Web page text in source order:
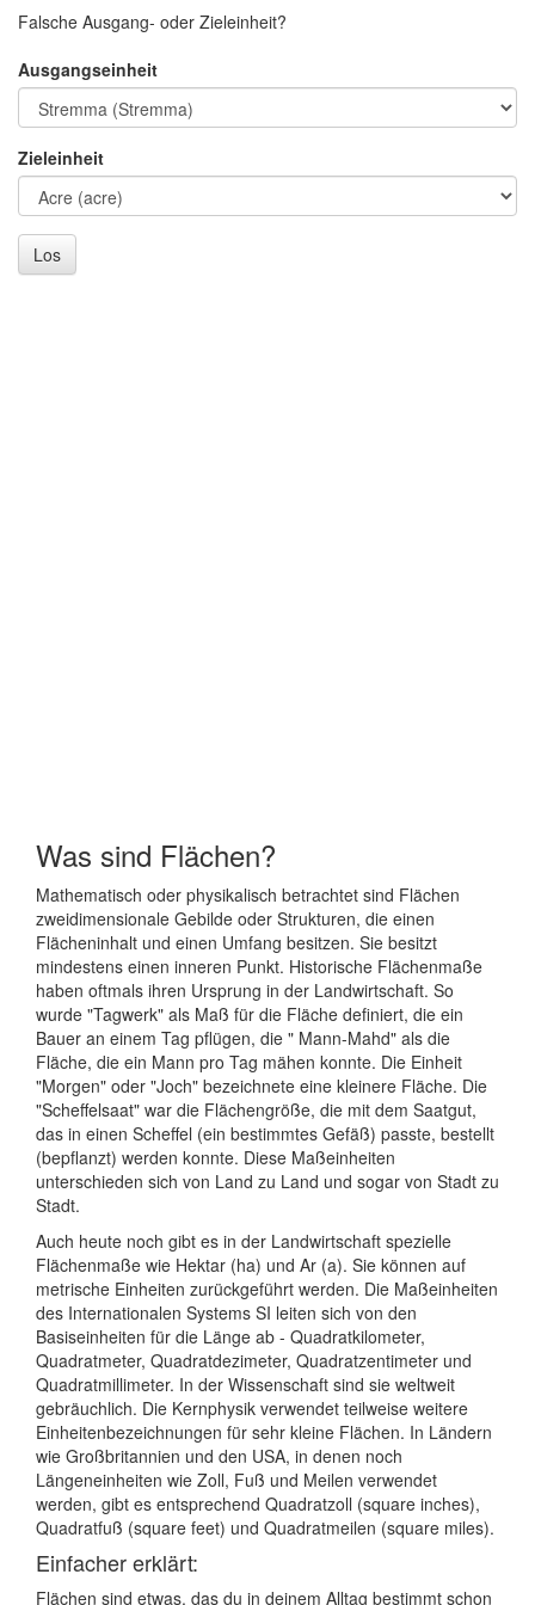
Falsche Ausgang- oder Zieleinheit?
Ausgangseinheit
Zieleinheit
Los
Was sind Flächen?
Mathematisch oder physikalisch betrachtet sind Flächen
zweidimensionale Gebilde oder Strukturen, die einen
Flächeninhalt und einen Umfang besitzen. Sie besitzt
mindestens einen inneren Punkt. Historische Flächenmaße
haben oftmals ihren Ursprung in der Landwirtschaft. So
wurde "Tagwerk" als Maß für die Fläche definiert, die ein
Bauer an einem Tag pflügen, die " Mann-Mahd" als die
Fläche, die ein Mann pro Tag mähen konnte. Die Einheit
"Morgen" oder "Joch" bezeichnete eine kleinere Fläche. Die
"Scheffelsaat" war die Flächengröße, die mit dem Saatgut,
das in einen Scheffel (ein bestimmtes Gefäß) passte, bestellt
(bepflanzt) werden konnte. Diese Maßeinheiten
unterschieden sich von Land zu Land und sogar von Stadt zu
Stadt.
Auch heute noch gibt es in der Landwirtschaft spezielle
Flächenmaße wie Hektar (ha) und Ar (a). Sie können auf
metrische Einheiten zurückgeführt werden. Die Maßeinheiten
des Internationalen Systems SI leiten sich von den
Basiseinheiten für die Länge ab - Quadratkilometer,
Quadratmeter, Quadratdezimeter, Quadratzentimeter und
Quadratmillimeter. In der Wissenschaft sind sie weltweit
gebräuchlich. Die Kernphysik verwendet teilweise weitere
Einheitenbezeichnungen für sehr kleine Flächen. In Ländern
wie Großbritannien und den USA, in denen noch
Längeneinheiten wie Zoll, Fuß und Meilen verwendet
werden, gibt es entsprechend Quadratzoll (square inches),
Quadratfuß (square feet) und Quadratmeilen (square miles).
Einfacher erklärt:
Flächen sind etwas, das du in deinem Alltag bestimmt schon